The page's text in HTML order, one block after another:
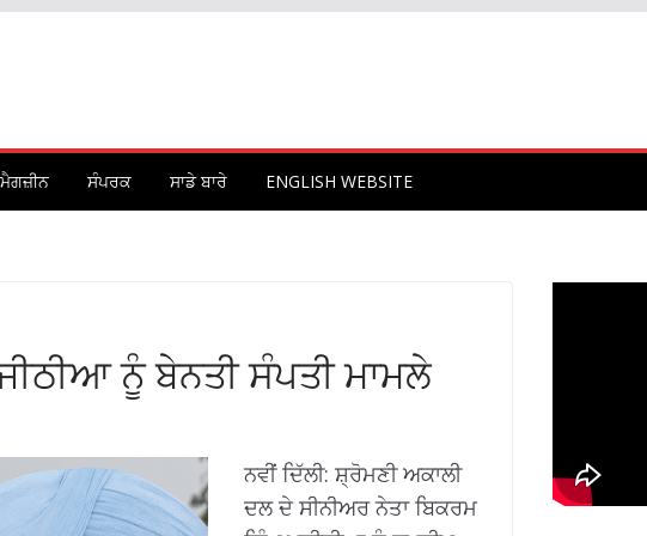
ਮੈਗਜ਼ੀਨ ਸੰਪਰਕ ਸਾਡੇ ਬਾਰੇ ENGLISH WEBSITE
ਨੂੰ ਬੇਨਤੀ ਸੰਪਤੀ ਮਾਮਲੇ
ਨਵੀਂ ਦਿੱਲੀ: ਸ਼੍ਰੋਮਣੀ ਅਕਾਲੀ
ਦਲ ਦੇ ਸੀਨੀਅਰ ਨੇਤਾ ਬਿਕਰਮ